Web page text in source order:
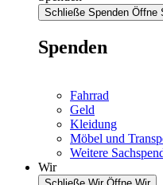
Schließe Spenden Öffne
Spenden
Fahrrad
Geld
Kleidung
Möbel und
Weitere
Wir